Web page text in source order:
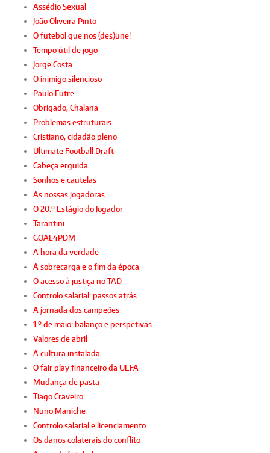
Assédio Sexual
João Oliveira Pinto
O futebol que nos (des)une!
Tempo útil de jogo
Jorge Costa
O inimigo silencioso
Paulo Futre
Obrigado, Chalana
Problemas estruturais
Cristiano, cidadão pleno
Ultimate Football Draft
Cabeça erguida
Sonhos e cautelas
As nossas jogadoras
O 20.º Estágio do Jogador
Tarantini
GOAL4PDM
A hora da verdade
A sobrecarga e o fim da época
O acesso à justiça no TAD
Controlo salarial: passos atrás
A jornada dos campeões
1.º de maio: balanço e perspetivas
Valores de abril
A cultura instalada
O fair play financeiro da UEFA
Mudança de pasta
Tiago Craveiro
Nuno Maniche
Controlo salarial e licenciamento
Os danos colaterais do conflito